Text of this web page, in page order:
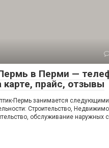
в Перми —
карте, прайс, отзывы
Пермь занимается следующими
Строительство,
обслуживание наружных